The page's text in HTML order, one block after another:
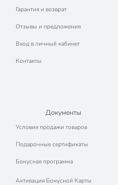
Гарантия и возврат
Отзывы и предложения
Вход в личный кабинет
Контакты
Документы
Условия продажи товаров
Подарочные сертификаты
Бонусная программа
Активация Бонусной Карты